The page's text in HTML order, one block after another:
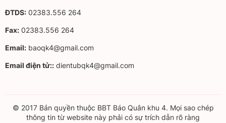
ĐTDS: 02383.556 264
Fax: 02383.556 264
Email: baoqk4@gmail.com
Email điện tử:: dientubqk4@gmail.com
© 2017 Bản quyền thuộc BBT Báo Quân khu 4. Mọi sao chép
thông tin từ website này phải có sự trích dẫn rõ ràng